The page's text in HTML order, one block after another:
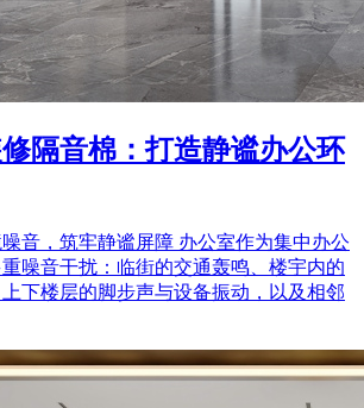
隔音棉：打造静谧办公环
音，筑牢静谧屏障 办公室作为集中办公
噪音干扰：临街的交通轰鸣、楼宇内的
下楼层的脚步声与设备振动，以及相邻